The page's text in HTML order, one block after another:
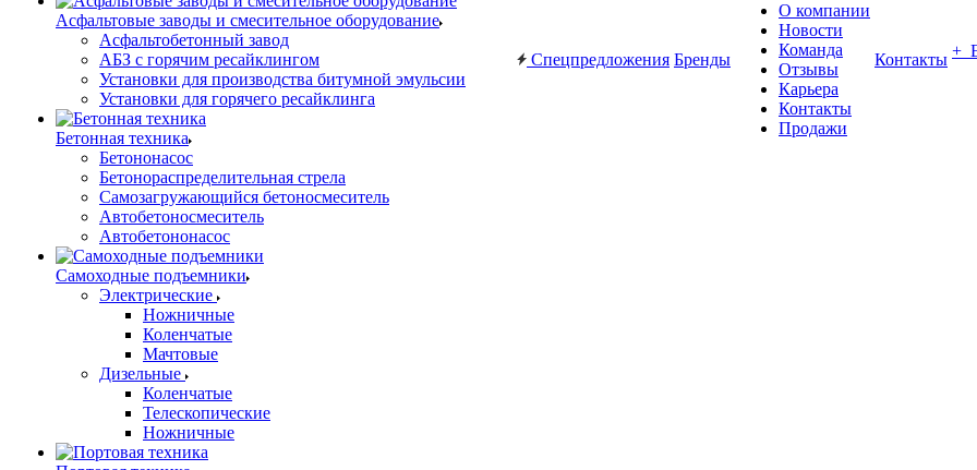
Асфальтовые заводы и смесительное оборудование
Асфальтобетонный завод
АБЗ с горячим ресайклингом
Установки для производства битумной эмульсии
Установки для горячего ресайклинга
Бетонная техника
Бетононасос
Бетонораспределительная стрела
Самозагружающийся бетоносмеситель
Автобетоносмеситель
Автобетононасос
Самоходные подъемники
Электрические
Ножничные
Коленчатые
Мачтовые
Дизельные
Коленчатые
Телескопические
Ножничные
Спецпредложения Бренды
О компании
Новости
Команда
Отзывы
Карьера
Контакты
Продажи
Контакты +